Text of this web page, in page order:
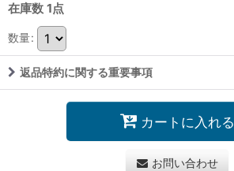
在庫数 1点
数量:
返品特約に関する重要事項
カートに入れる
お問い合わせ